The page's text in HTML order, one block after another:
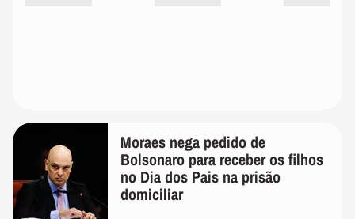
Moraes nega pedido de
Bolsonaro para receber os filhos
no Dia dos Pais na prisão
domiciliar